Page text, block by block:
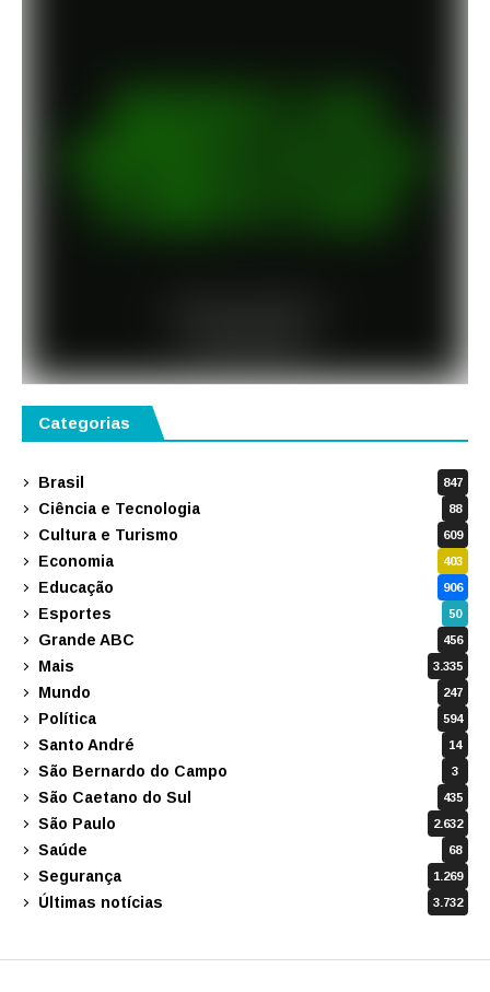
Categorias
Brasil 847
Ciência e Tecnologia 88
Cultura e Turismo 609
Economia 403
Educação 906
Esportes 50
Grande ABC 456
Mais 3.335
Mundo 247
Política 594
Santo André 14
São Bernardo do Campo 3
São Caetano do Sul 435
São Paulo 2.632
Saúde 68
Segurança 1.269
Últimas notícias 3.732